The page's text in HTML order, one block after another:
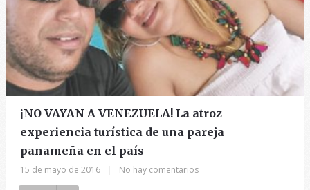
¡NO VAYAN A VENEZUELA! La atroz
experiencia turística de una pareja
panameña en el país
15 de mayo de 2016 No hay comentarios